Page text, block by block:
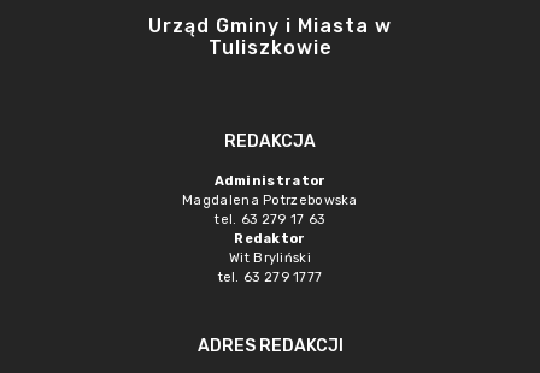
Urząd Gminy i Miasta w
Tuliszkowie
REDAKCJA
Administrator
Magdalena Potrzebowska
tel. 63 279 17 63
Redaktor
Wit Bryliński
tel. 63 279 1777
ADRES REDAKCJI